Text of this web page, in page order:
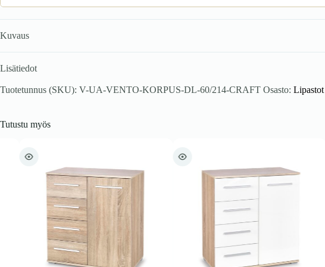
Kuvaus
Lisätiedot
Tuotetunnus (SKU): V-UA-VENTO-KORPUS-DL-60/214-CRAFT Osasto: Lipastot
Tutustu myös